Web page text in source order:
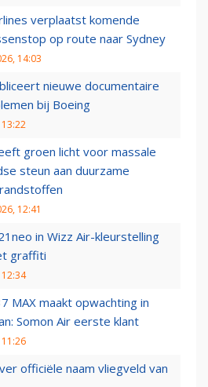
verplaatst komende
op route naar Sydney
14:03
nieuwe documentaire
bij Boeing
groen licht voor massale
steun aan duurzame
12:41
in Wizz Air-kleurstelling
graffiti
MAX maakt opwachting in
Somon Air eerste klant
officiële naam vliegveld van